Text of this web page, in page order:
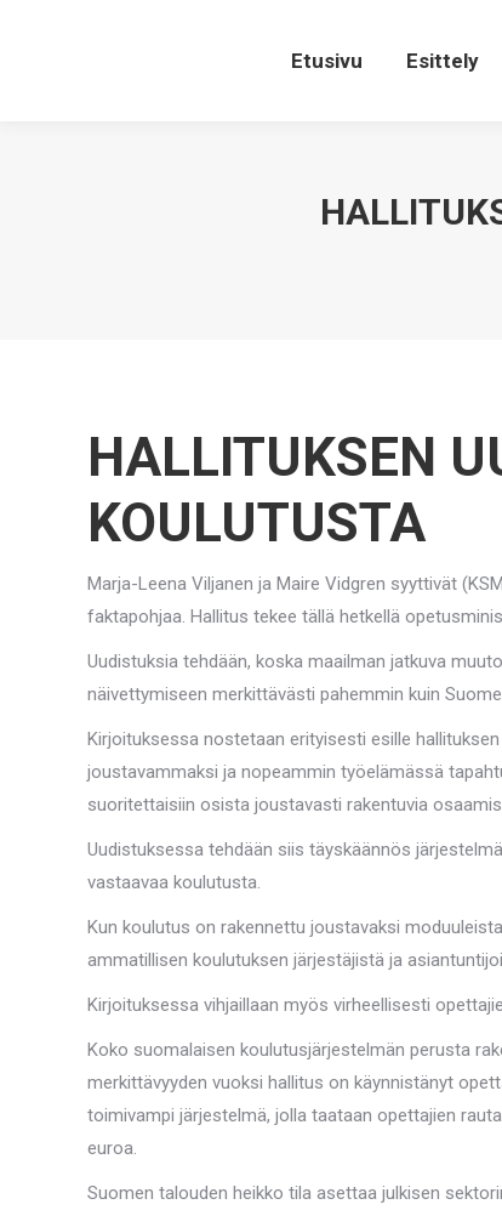
Etusivu Esittely
HALLITUKSEN
KOULUTUSTA
Marja-Leena Viljanen ja Maire Vidgren syyttivät
faktapohjaa. Hallitus tekee tällä hetkellä
Uudistuksia tehdään, koska maailman jatkuva
näivettymiseen merkittävästi pahemmin kuin
Kirjoituksessa nostetaan erityisesti esille
joustavammaksi ja nopeammin työelämässä
suoritettaisiin osista joustavasti rakentuvia
Uudistuksessa tehdään siis täyskäännös
vastaavaa koulutusta.
Kun koulutus on rakennettu joustavaksi
ammatillisen koulutuksen järjestäjistä ja
Kirjoituksessa vihjaillaan myös virheellisesti
Koko suomalaisen koulutusjärjestelmän perusta
merkittävyyden vuoksi hallitus on käynnistänyt
toimivampi järjestelmä, jolla taataan opettajien
euroa.
Suomen talouden heikko tila asettaa julkisen